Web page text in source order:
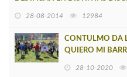
28-08-2014 12984
CONTULMO DA
QUIERO MI
28-10-2020